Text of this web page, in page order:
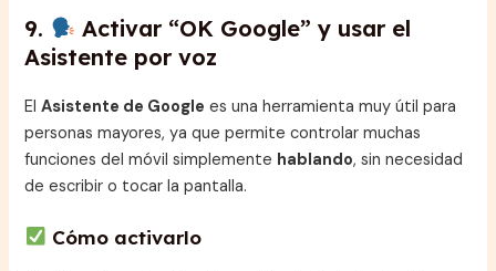
9.
Activar “OK Google” y usar el
Asistente por voz
ElAsistente de Google es una herramienta muy útil para
personas mayores, ya que permite controlar muchas
funciones del móvil simplemente hablando, sin necesidad
de escribir o tocar la pantalla.
Cómo activarlo